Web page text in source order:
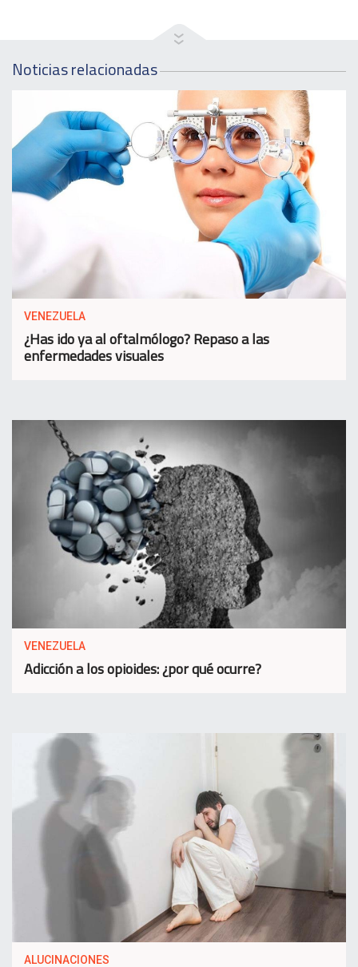
Noticias relacionadas
VENEZUELA
¿Has ido ya al oftalmólogo? Repaso a las
enfermedades visuales
VENEZUELA
Adicción a los opioides: ¿por qué ocurre?
ALUCINACIONES